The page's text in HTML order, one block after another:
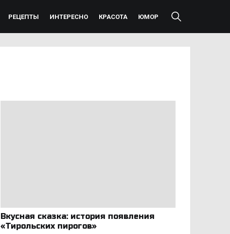
РЕЦЕПТЫ ИНТЕРЕСНО КРАСОТА ЮМОР
Вкусная сказка: история появления
«Тирольских пирогов»